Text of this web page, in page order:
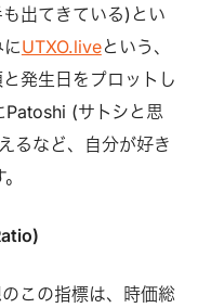
出てきている)とい
UTXO.liveという、
発生日をプロットし
Patoshi (サトシと思
るなど、自分が好き
この指標は、時価総